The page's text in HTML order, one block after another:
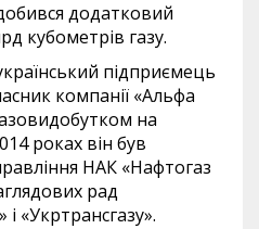
додатковий
кубометрів газу.
підприємець
компанії «Альфа
на
роках він був
НАК «Нафтогаз
рад
«Укртрансгазу».